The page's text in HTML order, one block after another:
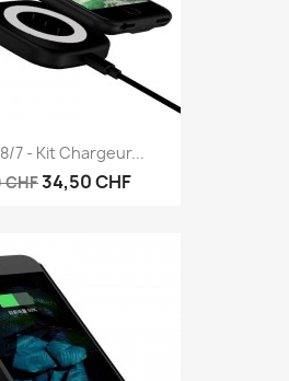
7 - Kit Chargeur...
34,50 CHF